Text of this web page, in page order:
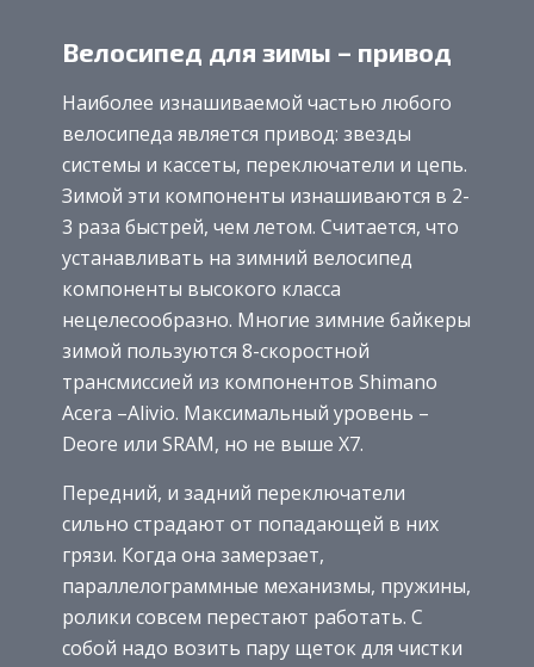
Велосипед для зимы – привод
Наиболее изнашиваемой частью любого
велосипеда является привод: звезды
системы и кассеты, переключатели и цепь.
Зимой эти компоненты изнашиваются в 2-
3 раза быстрей, чем летом. Считается, что
устанавливать на зимний велосипед
компоненты высокого класса
нецелесообразно. Многие зимние байкеры
зимой пользуются 8-скоростной
трансмиссией из компонентов Shimano
Acera –Alivio. Максимальный уровень –
Deore или SRAM, но не выше X7.
Передний, и задний переключатели
сильно страдают от попадающей в них
грязи. Когда она замерзает,
параллелограммные механизмы, пружины,
ролики совсем перестают работать. С
собой надо возить пару щеток для чистки